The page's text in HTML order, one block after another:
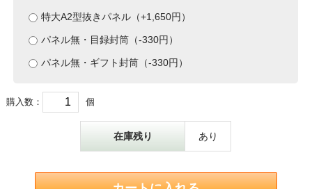
特大A2型抜きパネル（+1,650円）
パネル無・目録封筒（-330円）
パネル無・ギフト封筒（-330円）
購入数： 個
在庫残り あり